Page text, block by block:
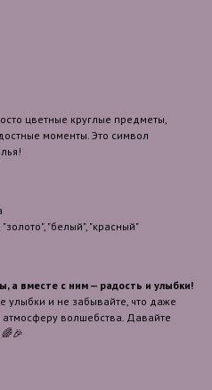
цветные круглые предметы,
моменты. Это символ
"белый", "красный"
а вместе с ним — радость и улыбки!
улыбки и не забывайте, что даже
волшебства. Давайте